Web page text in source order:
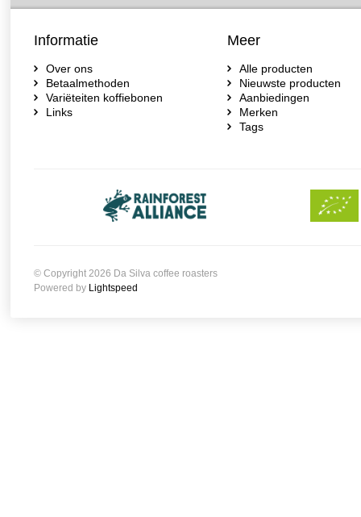
Informatie
Over ons
Betaalmethoden
Variëteiten koffiebonen
Links
Meer
Alle producten
Nieuwste producten
Aanbiedingen
Merken
Tags
© Copyright 2026 Da Silva coffee roasters
Powered by Lightspeed